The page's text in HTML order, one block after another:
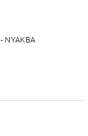
NYAKBA